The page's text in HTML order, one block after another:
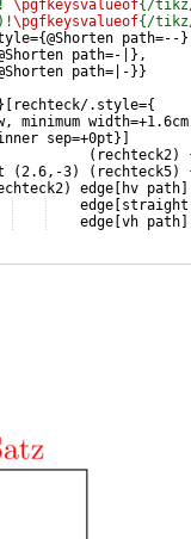
\pgfkeysvalueof{/tikz/
\pgfkeysvalueof{/tikz/
{@Shorten path=-- }
path=-| } ,
path=|- }}
} rechteck/.style={
minimum
sep=+0pt
}]
( rechteck2)
(2.6,-3) ( rechteck5)
) edge hv path
    edge
straight
    edge
vh path